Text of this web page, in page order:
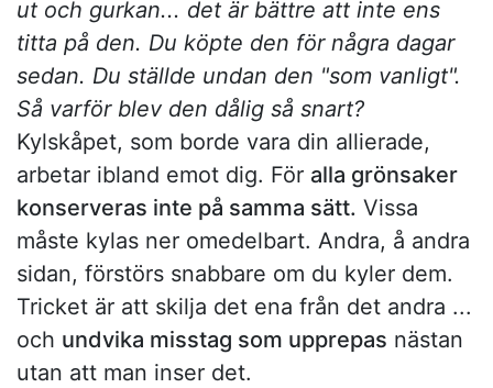
ut och gurkan... det är bättre att inte ens
titta på den. Du köpte den för några dagar
sedan. Du ställde undan den "som vanligt".
Så varför blev den dålig så snart?
Kylskåpet, som borde vara din allierade,
arbetar ibland emot dig. För alla grönsaker
konserveras inte på samma sätt. Vissa
måste kylas ner omedelbart. Andra, å andra
sidan, förstörs snabbare om du kyler dem.
Tricket är att skilja det ena från det andra ...
och undvika misstag som upprepas nästan
utan att man inser det.